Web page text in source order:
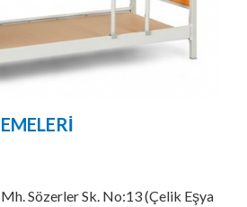
Sözerler Sk. No:13 (Çelik Eşya